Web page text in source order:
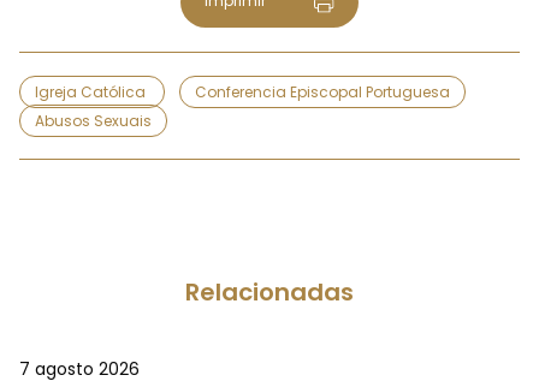
Igreja Católica
Conferencia Episcopal Portuguesa
Abusos Sexuais
Relacionadas
7 agosto 2026